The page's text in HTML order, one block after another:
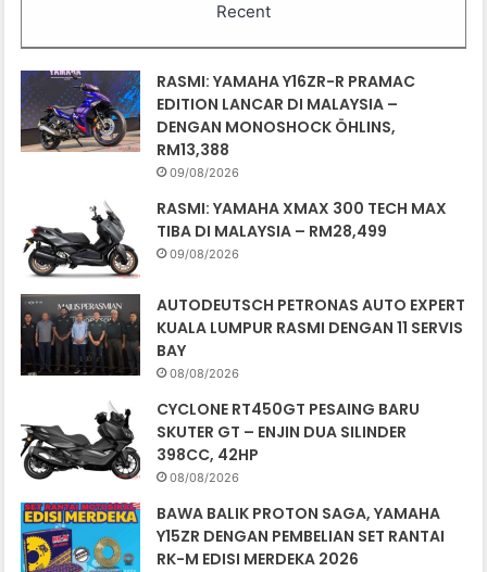
Recent
RASMI: YAMAHA Y16ZR-R PRAMAC
EDITION LANCAR DI MALAYSIA –
DENGAN MONOSHOCK ÖHLINS,
RM13,388
09/08/2026
RASMI: YAMAHA XMAX 300 TECH MAX
TIBA DI MALAYSIA – RM28,499
09/08/2026
AUTODEUTSCH PETRONAS AUTO EXPERT
KUALA LUMPUR RASMI DENGAN 11 SERVIS
BAY
08/08/2026
CYCLONE RT450GT PESAING BARU
SKUTER GT – ENJIN DUA SILINDER
398CC, 42HP
08/08/2026
BAWA BALIK PROTON SAGA, YAMAHA
Y15ZR DENGAN PEMBELIAN SET RANTAI
RK-M EDISI MERDEKA 2026